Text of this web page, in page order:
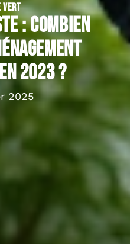
VERT
: combien
2023 ?
2025